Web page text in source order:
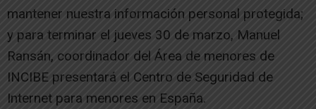
mantener nuestra información personal protegida;
y para terminar el jueves 30 de marzo, Manuel
Ransán, coordinador del Área de menores de
INCIBE presentará el Centro de Seguridad de
Internet para menores en España.